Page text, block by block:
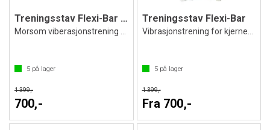
Treningsstav Flexi-Bar Kids
5 på lager
1 399,-
700,-
Treningsstav Flexi-Bar
5på lager
1 399,-
Fra 700,-